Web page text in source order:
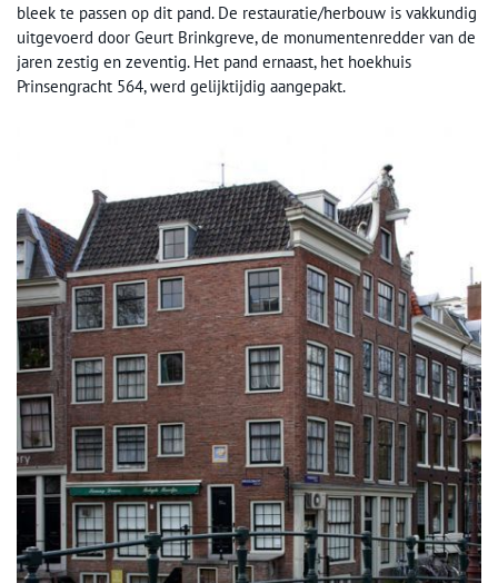
bleek te passen op dit pand. De restauratie/herbouw is vakkundig
uitgevoerd door Geurt Brinkgreve, de monumentenredder van de
jaren zestig en zeventig. Het pand ernaast, het hoekhuis
Prinsengracht 564, werd gelijktijdig aangepakt.